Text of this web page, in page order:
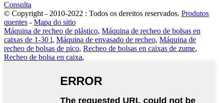
Consulta
© Copyright - 2010-2022 : Todos os dereitos reservados. Produtos
quentes - Mapa do sitio
Máquina de recheo de plástico, Máquina de recheo de bolsas en
caixas de 1-30 l, Máquina de envasado de recheo, Máquina de
recheo de bolsas de pico, Recheo de bolsas en caixas de zume,
Recheo de bolsa en caixa,